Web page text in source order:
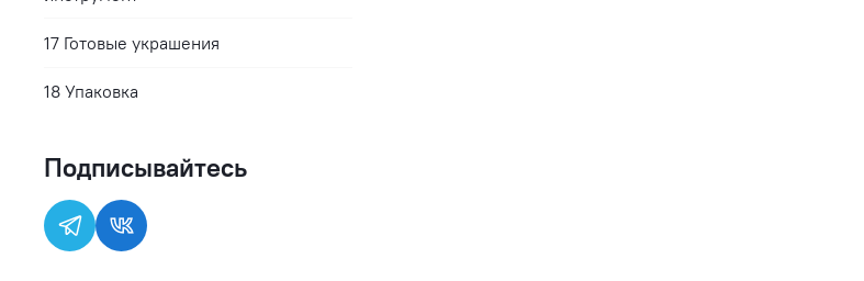
17 Готовые украшения
18 Упаковка
Подписывайтесь